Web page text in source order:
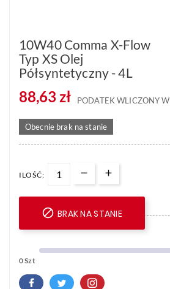
10W40 Comma X-Flow
Typ XS Olej
Półsyntetyczny - 4L
88,63 zł PODATEK WLICZONY
Obecnie brak na stanie
ILOŚĆ:
 BRAK NA STANIE
0 Szt